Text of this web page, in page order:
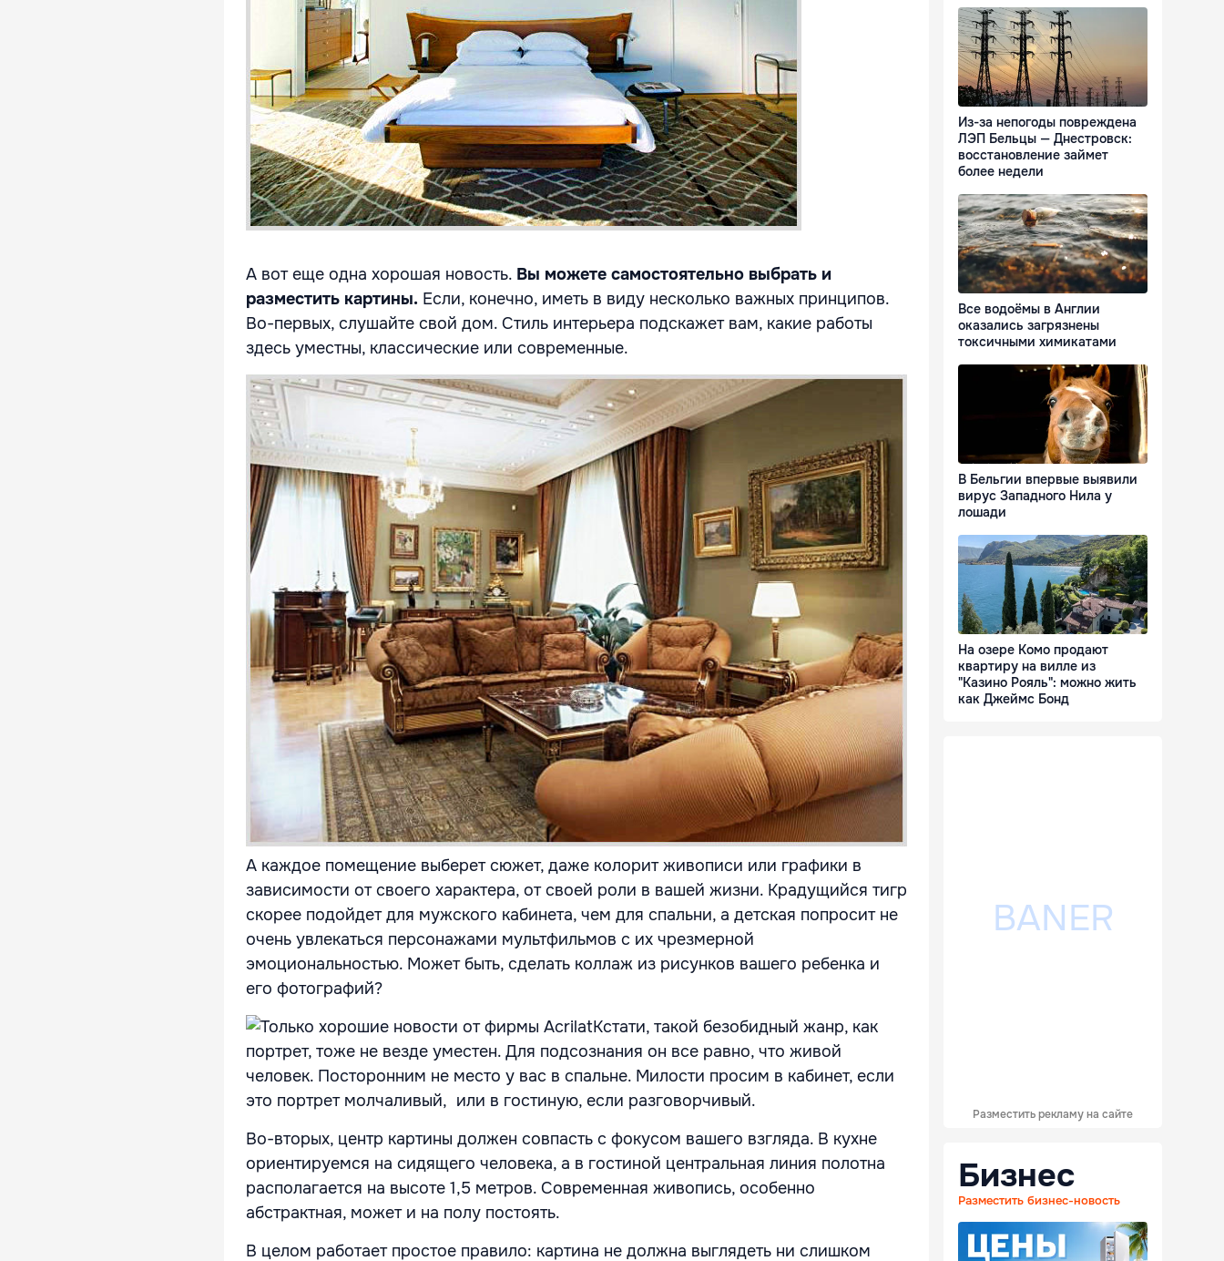
А вот еще одна хорошая новость. Вы можете самостоятельно выбрать и
разместить картины. Если, конечно, иметь в виду несколько важных принципов.
Во-первых, слушайте свой дом. Стиль интерьера подскажет вам, какие работы
здесь уместны, классические или современные.
А каждое помещение выберет сюжет, даже колорит живописи или графики в
зависимости от своего характера, от своей роли в вашей жизни. Крадущийся тигр
скорее подойдет для мужского кабинета, чем для спальни, а детская попросит не
очень увлекаться персонажами мультфильмов с их чрезмерной
эмоциональностью. Может быть, сделать коллаж из рисунков вашего ребенка и
его фотографий?
Кстати, такой безобидный жанр, как
портрет, тоже не везде уместен. Для подсознания он все равно, что живой
человек. Посторонним не место у вас в спальне. Милости просим в кабинет, если
это портрет молчаливый, или в гостиную, если разговорчивый.
Во-вторых, центр картины должен совпасть с фокусом вашего взгляда. В кухне
ориентируемся на сидящего человека, а в гостиной центральная линия полотна
располагается на высоте 1,5 метров. Современная живопись, особенно
абстрактная, может и на полу постоять.
В целом работает простое правило: картина не должна выглядеть ни слишком
Из-за непогоды повреждена
ЛЭП Бельцы — Днестровск:
восстановление займет
более недели
Все водоёмы в Англии
оказались загрязнены
токсичными химикатами
В Бельгии впервые выявили
вирус Западного Нила у
лошади
На озере Комо продают
квартиру на вилле из
"Казино Рояль": можно жить
как Джеймс Бонд
Разместить рекламу на сайте
Бизнес
Разместить бизнес-новость